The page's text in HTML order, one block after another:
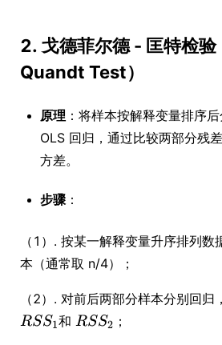
2. 戈德菲尔德 - 匡特检
Quandt Test）
原理 ：将样本按解释变量排序
OLS 回归，通过比较两部分残
方差。
步骤：
（1）. 按某一解释变量升序排列
本（通常取 n/4）；
（2）. 对前后两部分样本分别回归
和
；